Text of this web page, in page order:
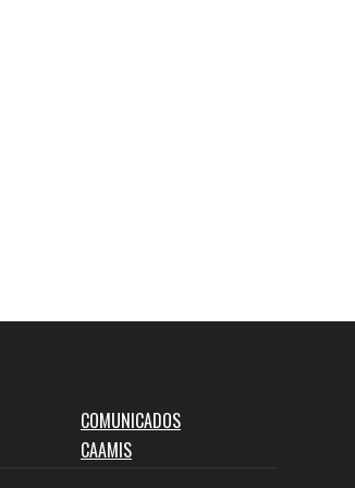
COMUNICADOS
CAAMIS